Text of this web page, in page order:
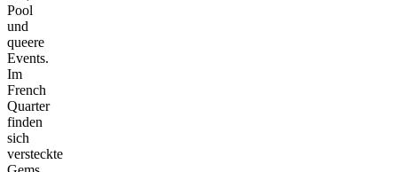
Pool
und
queere
Events.
Im
French
Quarter
finden
sich
versteckte